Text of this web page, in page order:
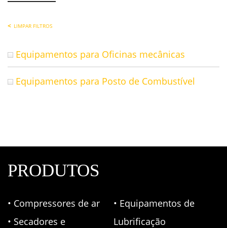
LIMPAR FILTROS
Equipamentos para Oficinas mecânicas
Equipamentos para Posto de Combustível
PRODUTOS
• Compressores de ar
• Secadores e
• Equipamentos de
Lubrificação